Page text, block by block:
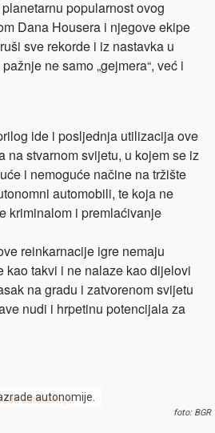
popularnost ovog
Dana Housera i njegove ekipe
sve rekorde i iz nastavka u
ne samo „gejmera“, već i
ide i posljednja utilizacija ove
na stvarnom svijetu, u kojem se iz
i nemoguće načine na tržište
automobili, te koja ne
kriminalom i premlaćivanje
reinkarnacije igre nemaju
kao takvi i ne nalaze kao dijelovi
na gradu i zatvorenom svijetu
nudi i hrpetinu potencijala za
autonomije.
foto: BGR